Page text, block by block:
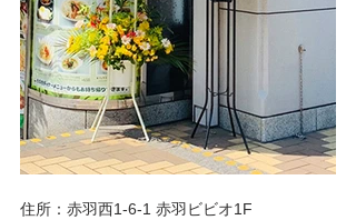
住所：赤羽西1-6-1 赤羽ビビオ1F